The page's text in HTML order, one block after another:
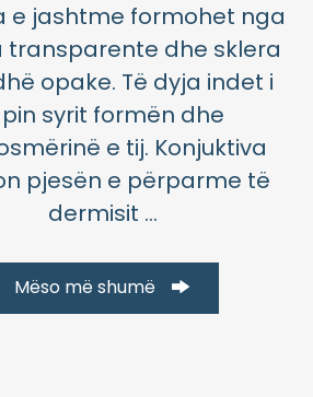
e jashtme formohet nga
transparente dhe sklera
opake. Të dyja indet i
syrit formën dhe
e tij. Konjuktiva
pjesën e përparme të
dermisit ...
Mëso më shumë